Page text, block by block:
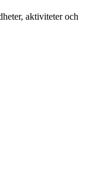
aktiviteter och